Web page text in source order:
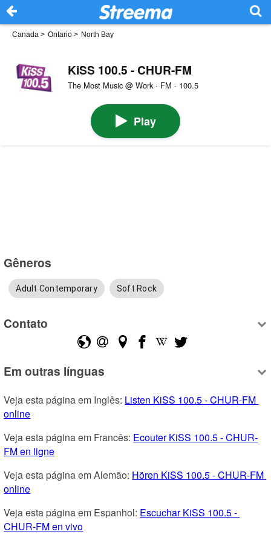
Canada > Ontario > North Bay
KiSS 100.5 - CHUR-FM
The Most Music @ Work · FM · 100.5
Play
Gêneros
Adult Contemporary Soft Rock
Contato
Em outras línguas
Veja esta página em Inglês: Listen KiSS 100.5 - CHUR-FM
online
Veja esta página em Francês: Ecouter KiSS 100.5 - CHUR-
FM en ligne
Veja esta página em Alemão: Hören KiSS 100.5 - CHUR-FM
online
Veja esta página em Espanhol: Escuchar KiSS 100.5 -
CHUR-FM en vivo